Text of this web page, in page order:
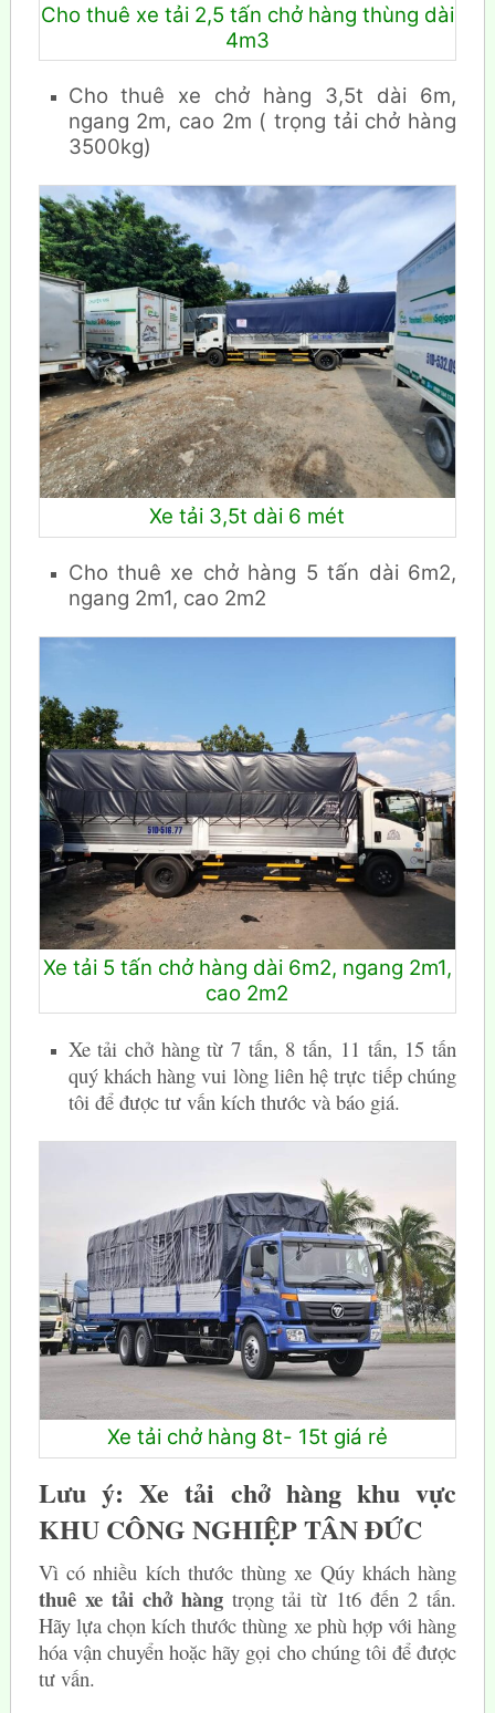
Cho thuê xe tải 2,5 tấn chở hàng thùng dài
4m3
Cho thuê xe chở hàng 3,5t dài 6m,
ngang 2m, cao 2m ( trọng tải chở hàng
3500kg)
Xe tải 3,5t dài 6 mét
Cho thuê xe chở hàng 5 tấn dài 6m2,
ngang 2m1, cao 2m2
Xe tải 5 tấn chở hàng dài 6m2, ngang 2m1,
cao 2m2
Xe tải chở hàng từ 7 tấn, 8 tấn, 11 tấn, 15 tấn
quý khách hàng vui lòng liên hệ trực tiếp chúng
tôi để được tư vấn kích thước và báo giá.
Xe tải chở hàng 8t- 15t giá rẻ
Lưu ý: Xe tải chở hàng khu vực
KHU CÔNG NGHIỆP TÂN ĐỨC
Vì có nhiều kích thước thùng xe Qúy khách hàng
thuê xe tải chở hàngtrọng tải từ 1t6 đến 2 tấn.
Hãy lựa chọn kích thước thùng xe phù hợp với hàng
hóa vận chuyển hoặc hãy gọi cho chúng tôi để được
tư vấn.